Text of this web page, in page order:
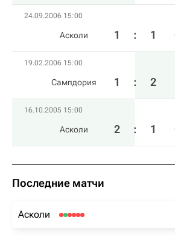
24.09.2006 15:00
Асколи 1 : 1
19.02.2006 15:00
Сампдория 1 : 2
16.10.2005 15:00
Асколи 2 : 1
Последние матчи
Асколи